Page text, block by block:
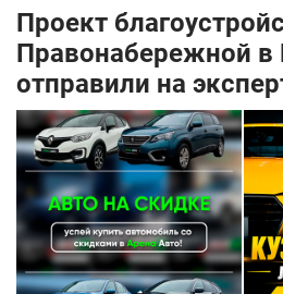
Проект
Правонабережной в
отправили на